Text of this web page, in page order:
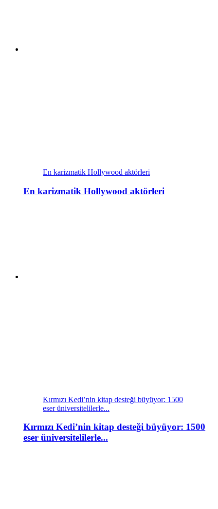
En karizmatik Hollywood aktörleri
En karizmatik Hollywood aktörleri
Kırmızı Kedi’nin kitap desteği büyüyor: 1500
eser üniversitelilerle...
Kırmızı Kedi’nin kitap desteği büyüyor: 1500
eser üniversitelilerle...